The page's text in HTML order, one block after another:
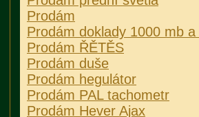
Prodám
Prodám doklady 1000 mb
Prodám ŘĚTĚS
Prodám duše
Prodám hegulátor
Prodám PAL tachometr
Prodám Hever Ajax